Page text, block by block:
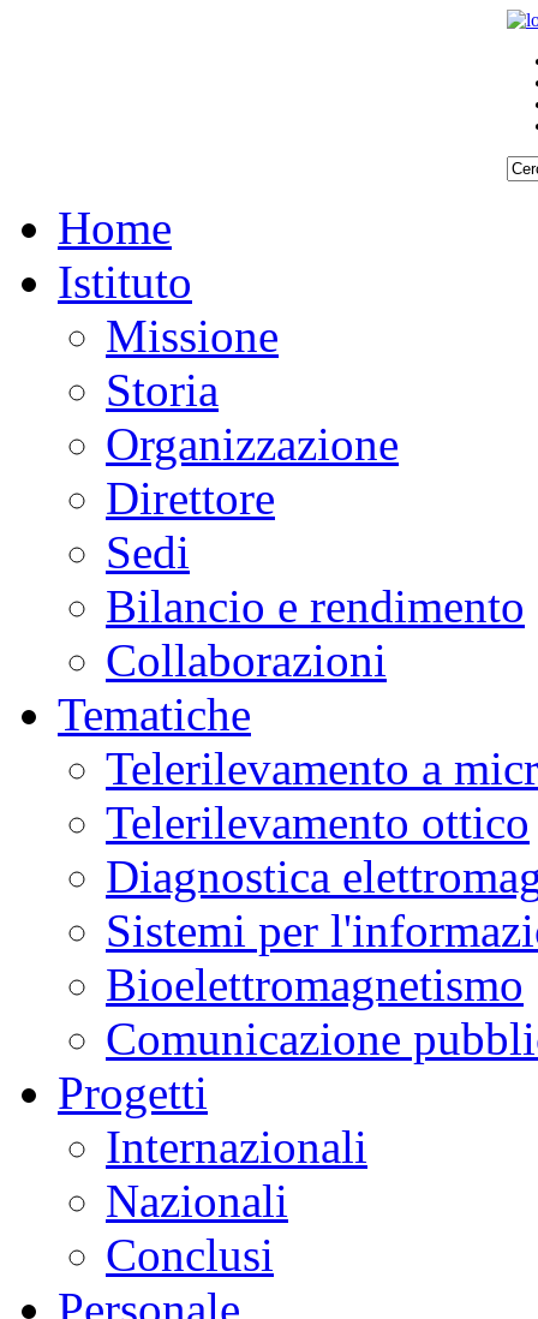
Home
Istituto
Missione
Storia
Organizzazione
Direttore
Sedi
Bilancio e rendimento
Collaborazioni
Tematiche
Telerilevamento a
Telerilevamento ottico
Diagnostica
Sistemi per
Bioelettromagnetismo
Comunicazione
Progetti
Internazionali
Nazionali
Conclusi